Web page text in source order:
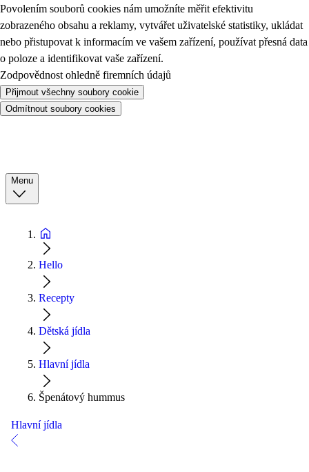
Povolením souborů cookies nám umožníte měřit efektivitu
zobrazeného obsahu a reklamy, vytvářet uživatelské statistiky, ukládat
nebo přistupovat k informacím ve vašem zařízení, používat přesná data
o poloze a identifikovat vaše zařízení.
Zodpovědnost ohledně firemních údajů
Přijmout všechny soubory cookie
Odmítnout soubory cookies
Menu
Hello
Recepty
Dětská jídla
Hlavní jídla
Špenátový hummus
Hlavní jídla